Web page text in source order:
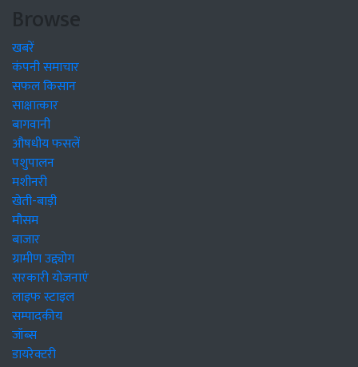
Browse
खबरें
कंपनी समाचार
सफल किसान
साक्षात्कार
बागवानी
औषधीय फसलें
पशुपालन
मशीनरी
खेती-बाड़ी
मौसम
बाजार
ग्रामीण उद्द्योग
सरकारी योजनाएं
लाइफ स्टाइल
सम्पादकीय
जॉब्स
डायरेक्टरी